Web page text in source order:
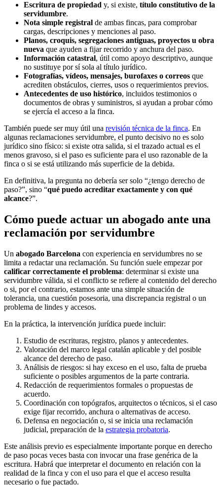
Escritura de propiedad y, si existe, título constitutivo de la
servidumbre.
Nota simple registral de ambas fincas, para comprobar
cargas, descripciones y menciones al paso.
Planos, croquis, segregaciones antiguas, proyectos u obra
nueva que ayuden a fijar recorrido y anchura del paso.
Información catastral, útil como apoyo descriptivo, aunque
no sustituye por sí sola al título jurídico.
Fotografías, vídeos, mensajes, burofaxes o correos que
acrediten obstáculos, cierres, usos o requerimientos previos.
Antecedentes de uso histórico, incluidos testimonios o
documentos de obras y suministros, si ayudan a probar cómo
se ejercía el acceso a la finca.
También puede ser muy útil una revisión técnica de la finca. En
algunas reclamaciones servidumbre, el punto decisivo no es solo
jurídico sino físico: si existe otra salida, si el trazado actual es el
menos gravoso, si el paso es suficiente para el uso razonable de la
finca o si se está utilizando más superficie de la debida.
En definitiva, la pregunta no debería ser solo “¿tengo derecho de
paso?”, sino “qué puedo acreditar exactamente y con qué
alcance?”.
Cómo puede actuar un abogado ante una
reclamación por servidumbre
Un abogado Barcelona con experiencia en servidumbres no se
limita a redactar una reclamación. Su función suele empezar por
calificar correctamente el problema: determinar si existe una
servidumbre válida, si el conflicto se refiere al contenido del derecho
o si, por el contrario, estamos ante una simple situación de
tolerancia, una cuestión posesoria, una discrepancia registral o un
problema de lindes y accesos.
En la práctica, la intervención jurídica puede incluir:
Estudio de escrituras, registro, planos y antecedentes.
Valoración del marco legal catalán aplicable y del posible
alcance del derecho de paso.
Análisis de riesgos: si hay exceso en el uso, falta de prueba
suficiente o posibles argumentos de la parte contraria.
Redacción de requerimientos formales o propuestas de
acuerdo.
Coordinación con topógrafos, arquitectos o técnicos, si el caso
exige fijar recorrido, anchura o alternativas de acceso.
Defensa en negociación o, si se inicia una reclamación
judicial, preparación de la estrategia probatoria.
Este análisis previo es especialmente importante porque en derecho
de paso pocas veces basta con invocar una frase genérica de la
escritura. Habrá que interpretar el documento en relación con la
realidad de la finca y con el uso para el que el acceso resulta
necesario o fue pactado.